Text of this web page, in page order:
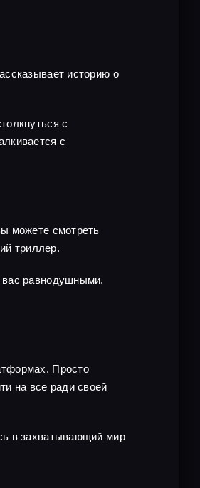
историю о
с
с
можете смотреть
триллер.
вас равнодушными.
Просто
на все ради своей
в захватывающий мир